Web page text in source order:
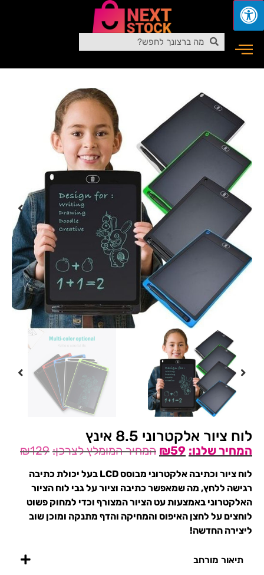
לוח ציור אלקטרוני 8.5 אינץ
₪129 ₪59
לוח ציור וכתיבה אלקטרוני מבוסס LCD בעל יכולת כתיבה
רגישה ללחץ, מה שמאפשר כתיבה וציור על גבי לוח הציור
האלקטרוני באמצעות עט הציור המצורף וכדי למחוק פשוט
לוחצים על לחצן האיפוס והמחיקה והדף מתנקה ומוכן שוב
ליצירה החדשה!
תיאור מורחב